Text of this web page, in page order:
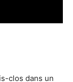
clos dans un